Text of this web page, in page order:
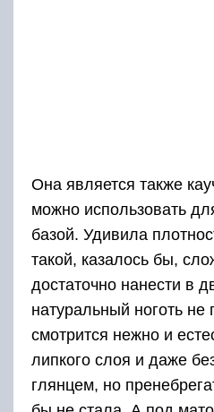
Она является также
можно использовать
базой. Удивила
такой, казалось бы,
достаточно нанести в
натуральный ноготь не
смотрится нежно и
липкого слоя и даже
глянцем, но